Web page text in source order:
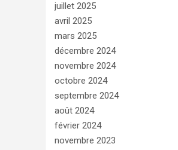
juillet 2025
avril 2025
mars 2025
décembre 2024
novembre 2024
octobre 2024
septembre 2024
août 2024
février 2024
novembre 2023